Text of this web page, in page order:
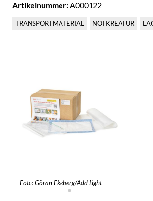
Artikelnummer:A000122
TRANSPORTMATERIAL NÖTKREATUR
Foto: Göran Ekeberg/Add Light